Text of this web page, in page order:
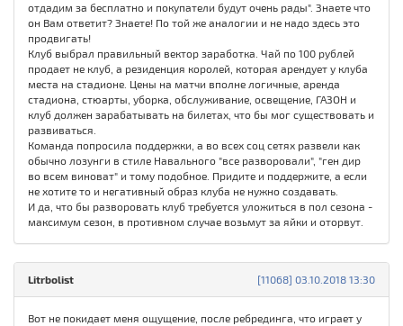
отдадим за бесплатно и покупатели будут очень рады". Знаете что
он Вам ответит? Знаете! По той же аналогии и не надо здесь это
продвигать!
Клуб выбрал правильный вектор заработка. Чай по 100 рублей
продает не клуб, а резиденция королей, которая арендует у клуба
места на стадионе. Цены на матчи вполне логичные, аренда
стадиона, стюарты, уборка, обслуживание, освещение, ГАЗОН и
клуб должен зарабатывать на билетах, что бы мог существовать и
развиваться.
Команда попросила поддержки, а во всех соц сетях развели как
обычно лозунги в стиле Навального "все разворовали", "ген дир
во всем виноват" и тому подобное. Придите и поддержите, а если
не хотите то и негативный образ клуба не нужно создавать.
И да, что бы разворовать клуб требуется уложиться в пол сезона -
максимум сезон, в противном случае возьмут за яйки и оторвут.
[11068] 03.10.2018 13:30
Litrbolist
Вот не покидает меня ощущение, после ребрединга, что играет у